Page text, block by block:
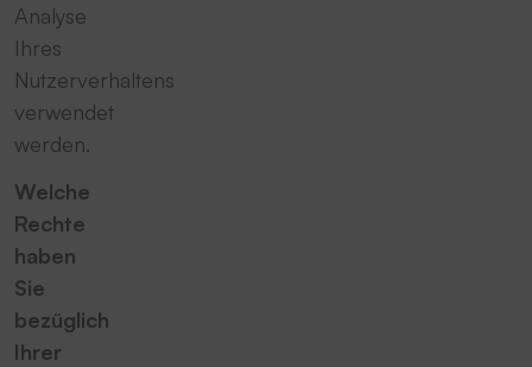
Analyse
Ihres
Nutzerverhaltens
verwendet
werden.
Welche
Rechte
haben
Sie
bezüglich
Ihrer